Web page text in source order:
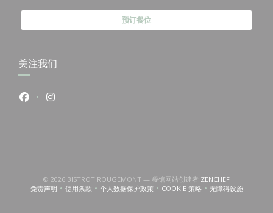
预订餐位
关注我们
Facebook ((在新窗口中打开))
Instagram ((在新窗口中打开))
© 2026 BISTROT ROUGEMONT — 餐馆网站创建者 ZENCHEF((在新窗口中
免责声明((在新窗口中打开))
使用条款((在新窗口中打开))
个人数据保护政策((在新窗口中打开))
COOKIE 策略((在新窗口中打开))
无障碍设施
((在新窗口中打